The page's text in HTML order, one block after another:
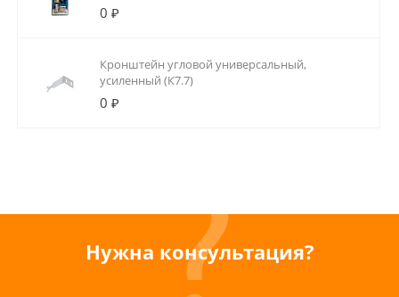
0 ₽
Кронштейн угловой универсальный,
усиленный (К7.7)
0 ₽
Нужна консультация?